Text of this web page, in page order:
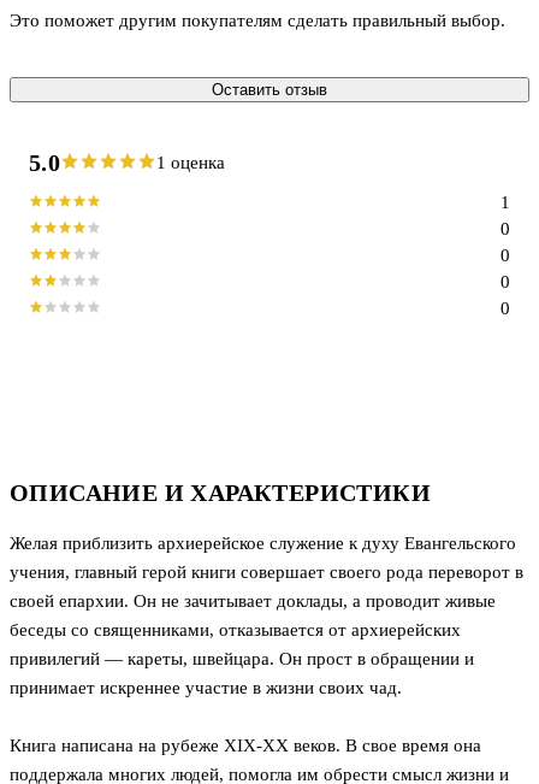
ОПИСАНИЕ И ХАРАКТЕРИСТИКИ
Желая приблизить архиерейское служение к духу Евангельского
учения, главный герой книги совершает своего рода переворот в
своей епархии. Он не зачитывает доклады, а проводит живые
беседы со священниками, отказывается от архиерейских
привилегий — кареты, швейцара. Он прост в обращении и
принимает искреннее участие в жизни своих чад.
Книга написана на рубеже XIX-XX веков. В свое время она
поддержала многих людей, помогла им обрести смысл жизни и
Это поможет другим покупателям сделать правильный выбор.
Оставить отзыв
5.0 1 оценка
0
0
0
0
1